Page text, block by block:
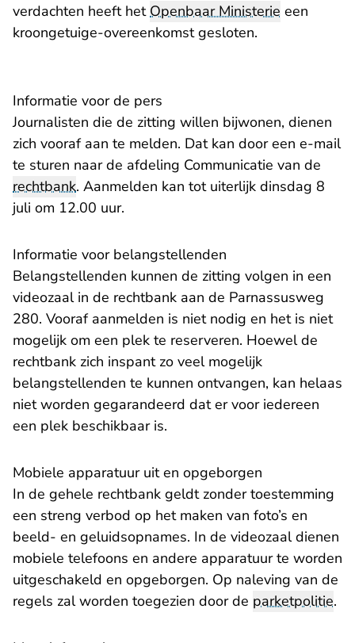
verdachten heeft hetOpenbaar Ministerie een
kroongetuige-overeenkomst gesloten.
Informatie voor de pers
Journalisten die de zitting willen bijwonen, dienen
zich vooraf aan te melden. Dat kan door een e-mail-
te sturen naar de afdeling Communicatie van de
rechtbank. Aanmelden kan tot uiterlijk dinsdag 8
juli om 12.00 uur.
Informatie voor belangstellenden
Belangstellenden kunnen de zitting volgen in een
videozaal in de rechtbank aan de Parnassusweg
280. Vooraf aanmelden is niet nodig en het is niet
mogelijk om een plek te reserveren. Hoewel de
rechtbank zich inspant zo veel mogelijk
belangstellenden te kunnen ontvangen, kan helaas
niet worden gegarandeerd dat er voor iedereen
een plek beschikbaar is.
Mobiele apparatuur uit en opgeborgen
In de gehele rechtbank geldt zonder toestemming
een streng verbod op het maken van foto’s en
beeld- en geluidsopnames. In de videozaal dienen
mobiele telefoons en andere apparatuur te worden
uitgeschakeld en opgeborgen. Op naleving van de
regels zal worden toegezien door de parketpolitie.